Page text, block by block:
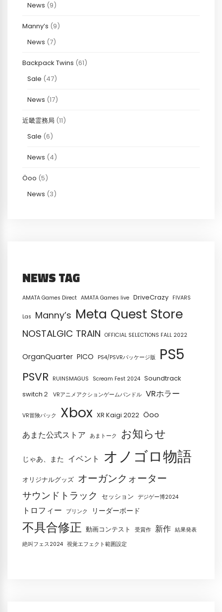
News (9)
Manny’s (9)
News (7)
Backpack Twins (61)
Sale (47)
News (17)
近畿霊務局 (11)
Sale (6)
News (4)
Öoo (5)
News (3)
NEWS TAG
AMATA Games Direct AMATA Games live DriveCrazy FIVARS
Las Manny’s Meta Quest Store
NOSTALGIC TRAIN OFFICIAL SELECTIONS FALL 2022
OrganQuarter PICO PS4/PSVRパッケージ版 PS5
PSVR RUINSMAGUS Scream Fest 2024 Soundtrack
switch２
VRアニメアクションゲームバンドル VRホラー
VR冒険パック Xbox XR Kaigi 2022 Öoo
あまた公式ストア あまトーク お知らせ
じゃあ、また イベント オノゴロ物語
オリジナルグッズ オーガンクォーター
サウンドトラック セッション デジゲー博2024
トロフィー ブリンク リーダーボード
不具合修正 動画コンテスト 受賞作 新作 結果発表
絶叫フェス2024 視覚エフェクト範囲設定